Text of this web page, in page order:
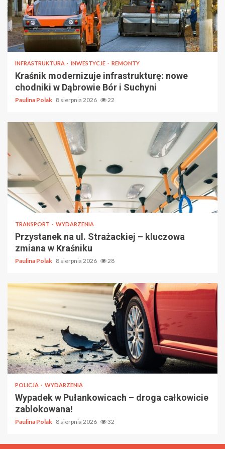
INFRASTRUKTURA INWESTYCJE REMONTY
Kraśnik modernizuje infrastrukturę: nowe
chodniki w Dąbrowie Bór i Suchyni
Paulina Polak 8 sierpnia 2026 22
TRANSPORT WYDARZENIA
Przystanek na ul. Strażackiej – kluczowa
zmiana w Kraśniku
Paulina Polak 8 sierpnia 2026 28
POLICJA WYDARZENIA
Wypadek w Pułankowicach – droga całkowicie
zablokowana!
Paulina Polak 8 sierpnia 2026 32